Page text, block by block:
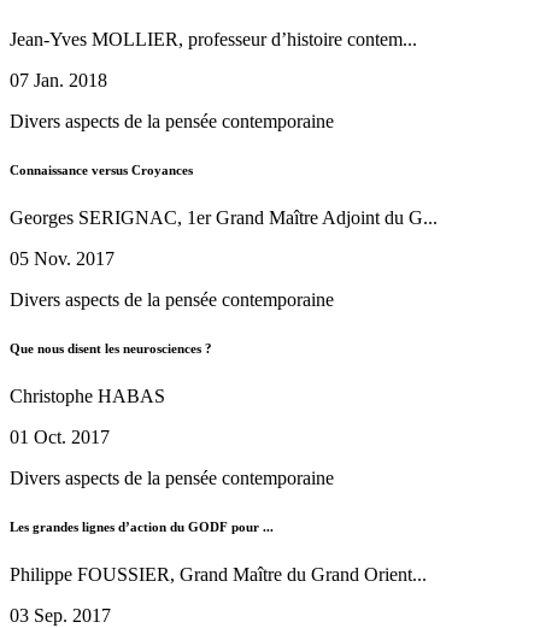
Jean-Yves MOLLIER, professeur d’histoire contem...
07 Jan. 2018
Divers aspects de la pensée contemporaine
Connaissance versus Croyances
Georges SERIGNAC, 1er Grand Maître Adjoint du G...
05 Nov. 2017
Divers aspects de la pensée contemporaine
Que nous disent les neurosciences ?
Christophe HABAS
01 Oct. 2017
Divers aspects de la pensée contemporaine
Les grandes lignes d’action du GODF pour ...
Philippe FOUSSIER, Grand Maître du Grand Orient...
03 Sep. 2017